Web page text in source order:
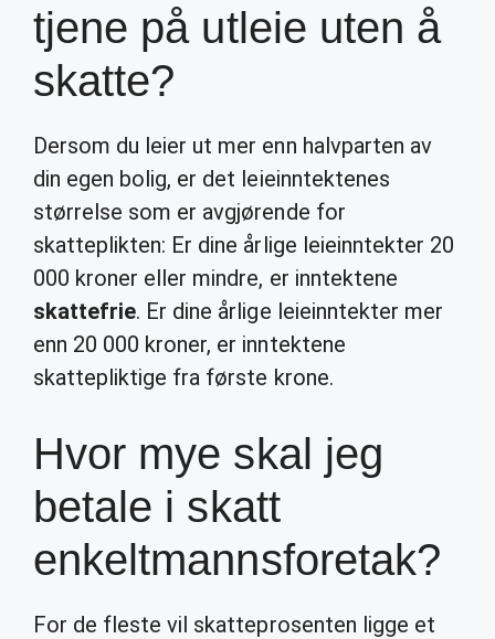
tjene på utleie uten å
skatte?
Dersom du leier ut mer enn halvparten av
din egen bolig, er det leieinntektenes
størrelse som er avgjørende for
skatteplikten: Er dine årlige leieinntekter 20
000 kroner eller mindre, er inntektene
skattefrie. Er dine årlige leieinntekter mer
enn 20 000 kroner, er inntektene
skattepliktige fra første krone.
Hvor mye skal jeg
betale i skatt
enkeltmannsforetak?
For de fleste vil skatteprosenten ligge et